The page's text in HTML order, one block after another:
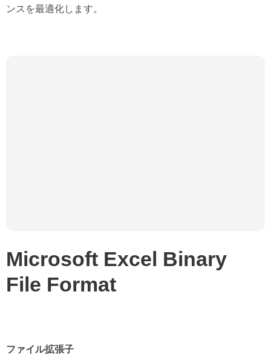
ンスを最適化します。
Microsoft Excel Binary
File Format
ファイル拡張子